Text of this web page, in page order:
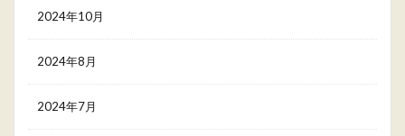
2024年10月
2024年8月
2024年7月